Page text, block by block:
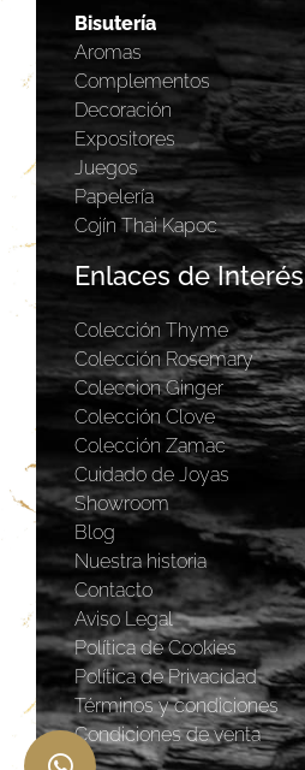
Bisutería
Aromas
Complementos
Decoración
Expositores
Juegos
Papelería
Cojín Thai Kapoc
Enlaces de Interés
Colección Thyme
Colección Rosemary
Coleccion Ginger
Colección Clove
Colección Zamac
Cuidado de Joyas
Showroom
Blog
Nuestra historia
Contacto
Aviso Legal
Política de Cookies
Política de Privacidad
Términos y condiciones
Condiciones de venta